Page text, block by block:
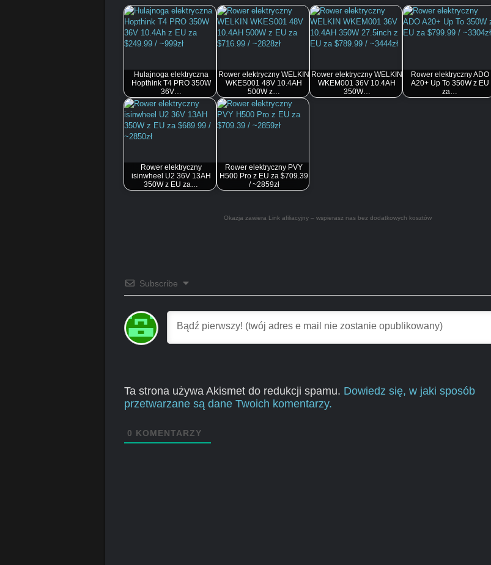
Hulajnoga elektryczna
Hopthink T4 PRO 350W
36V…
Rower elektryczny WELKIN
WKES001 48V 10.4AH
500W z…
Rower elektryczny WELKIN
WKEM001 36V 10.4AH
350W…
Rower elektryczny ADO
A20+ Up To 350W z EU
za…
Rower elektryczny
isinwheel U2 36V 13AH
350W z EU za…
Rower elektryczny PVY
H500 Pro z EU za $709.39
/ ~2859zł
Okazja zawiera Link afiliacyjny – wspierasz nas bez dodatkowych kosztów
Subscribe
Ta strona używa Akismet do redukcji spamu. Dowiedz się, w jaki sposób
przetwarzane są dane Twoich komentarzy.
0 KOMENTARZY